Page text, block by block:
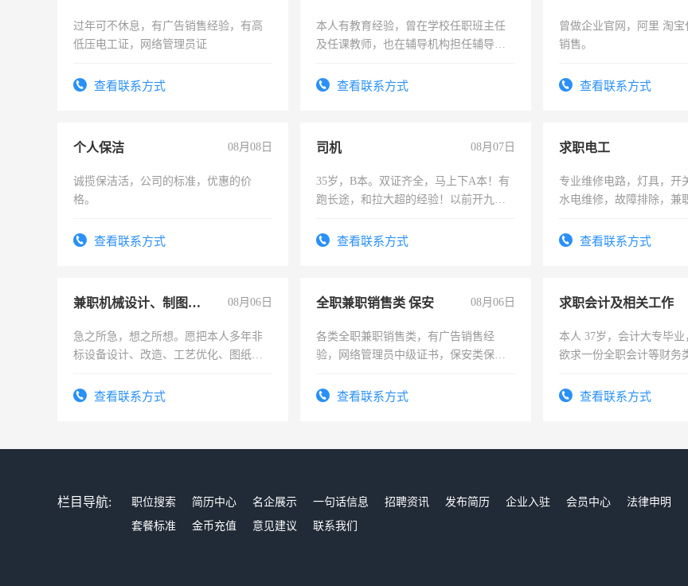
过年可不休息，有广告销售经验，有高
低压电工证，网络管理员证
查看联系方式
本人有教育经验，曾在学校任职班主任
及任课教师，也在辅导机构担任辅导教
查看联系方式
曾做企业官网，阿里 淘
销售。
查看联系方式
个人保洁 08月08日
诚揽保洁活，公司的标准，优惠的价
格。
查看联系方式
司机 08月07日
35岁，B本。双证齐全，马上下A本！有
跑长途，和拉大超的经验！以前开九米
查看联系方式
求职电工
专业维修电路，灯具，开
水电维修，故障排除，兼
查看联系方式
兼职机械设计、制图、设备改造 08月06日
急之所急，想之所想。愿把本人多年非
标设备设计、改造、工艺优化、图纸制
结识有识之士，共享未来。
查看联系方式
全职兼职销售类 保安 08月06日
各类全职兼职销售类，有广告销售经
验，网络管理员中级证书，保安类保安
有高低压电工证和十几年工作经验
查看联系方式
求职会计及相关工作
本人 37岁，会计大专毕业
欲求一份全职会计等财务
查看联系方式
栏目导航: 职位搜索 简历中心 名企展示 一句话信息 招聘资讯 发布简历 企业入驻 会员中心
法律申明
套餐标准
金币充值 意见建议 联系我们